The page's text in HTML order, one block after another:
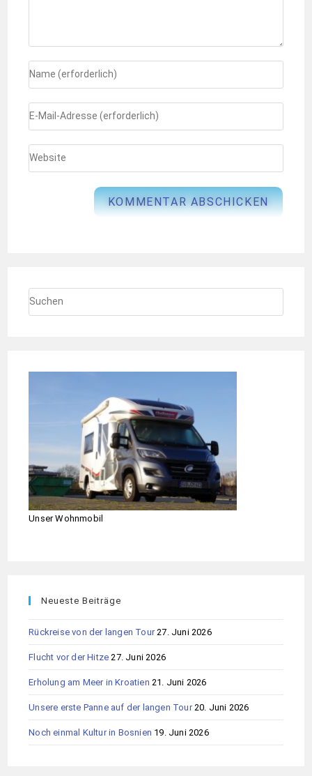
Unser Wohnmobil
Neueste Beiträge
Rückreise von der langen Tour 27. Juni 2026
Flucht vor der Hitze 27. Juni 2026
Erholung am Meer in Kroatien 21. Juni 2026
Unsere erste Panne auf der langen Tour 20. Juni 2026
Noch einmal Kultur in Bosnien 19. Juni 2026